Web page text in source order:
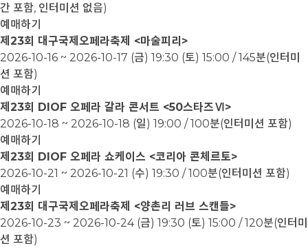
간 포함, 인터미션 없음)
예매하기
제23회 대구국제오페라축제 <마술피리>
2026-10-16 ~ 2026-10-17 (금) 19:30 (토) 15:00 / 145분(인터미
션 포함)
예매하기
제23회 DIOF 오페라 갈라 콘서트 <50스타즈Ⅵ>
2026-10-18 ~ 2026-10-18 (일) 19:00 / 100분(인터미션 포함)
예매하기
제23회 DIOF 오페라 쇼케이스 <코리아 콘체르토>
2026-10-21 ~ 2026-10-21 (수) 19:30 / 100분(인터미션 포함)
예매하기
제23회 대구국제오페라축제 <양촌리 러브 스캔들>
2026-10-23 ~ 2026-10-24 (금) 19:30 (토) 15:00 / 120분(인터미
션 포함)